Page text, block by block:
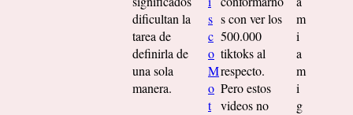
dificultan la
tarea de
definirla de
una sola
manera.
s
c
o
M
o
t
s con ver los
500.000
tiktoks al
respecto.
Pero estos
videos no
m
i
a
m
i
g